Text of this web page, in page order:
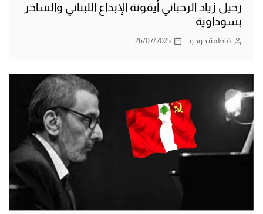
رحيل زياد الرحباني أيقونة الإبداع اللبناني والساخر
بسوداوية
فاطمة حوحو 26/07/2025